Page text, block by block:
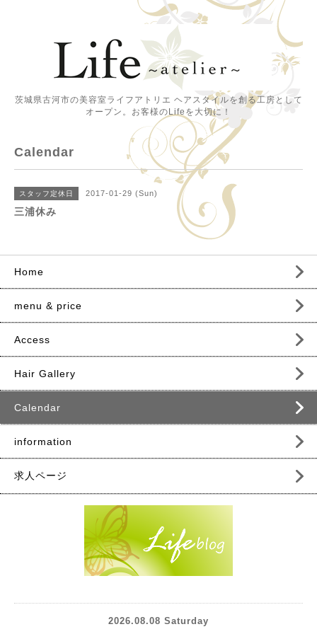
茨城県古河市の美容室ライフアトリエ ヘアスタイルを創る工房として
オープン。お客様のLifeを大切に！
Calendar
スタッフ定休日 2017-01-29 (Sun)
三浦休み
Home
menu & price
Access
Hair Gallery
Calendar
information
求人ページ
2026.08.08 Saturday